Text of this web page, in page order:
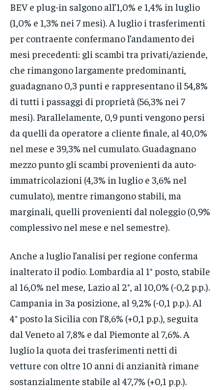
BEV e plug-in salgono all’1,0% e 1,4% in luglio
(1,0% e 1,3% nei 7 mesi). A luglio i trasferimenti
per contraente confermano l’andamento dei
mesi precedenti: gli scambi tra privati/aziende,
che rimangono largamente predominanti,
guadagnano 0,3 punti e rappresentano il 54,8%
di tutti i passaggi di proprietà (56,3% nei 7
mesi). Parallelamente, 0,9 punti vengono persi
da quelli da operatore a cliente finale, al 40,0%
nel mese e 39,3% nel cumulato. Guadagnano
mezzo punto gli scambi provenienti da auto-
immatricolazioni (4,3% in luglio e 3,6% nel
cumulato), mentre rimangono stabili, ma
marginali, quelli provenienti dal noleggio (0,9%
complessivo nel mese e nel semestre).
Anche a luglio l’analisi per regione conferma
inalterato il podio. Lombardia al 1° posto, stabile
al 16,0% nel mese, Lazio al 2°, al 10,0% (-0,2 p.p.).
Campania in 3a posizione, al 9,2% (-0,1 p.p.). Al
4° posto la Sicilia con l’8,6% (+0,1 p.p.), seguita
dal Veneto al 7,8% e dal Piemonte al 7,6%. A
luglio la quota dei trasferimenti netti di
vetture con oltre 10 anni di anzianità rimane
sostanzialmente stabile al 47,7% (+0,1 p.p.).